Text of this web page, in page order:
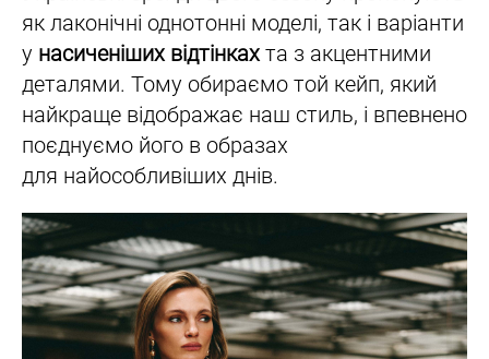
як лаконічні однотонні моделі, так і варіанти
у насиченіших відтінкахта з акцентними
деталями. Тому обираємо той кейп, який
найкраще відображає наш стиль, і впевнено
поєднуємо його в образах
для найособливіших днів.